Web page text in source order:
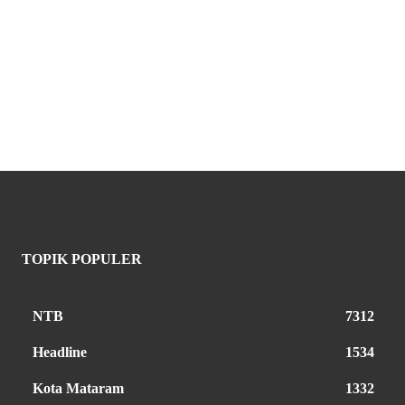
TOPIK POPULER
NTB 7312
Headline 1534
Kota Mataram 1332